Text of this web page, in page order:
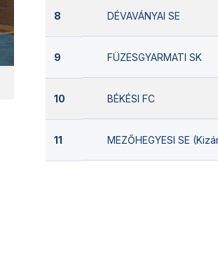
8 DÉVAVÁNYAI SE
9 FÜZESGYARMATI SK
10 BÉKÉSI FC
11 MEZŐHEGYESI SE